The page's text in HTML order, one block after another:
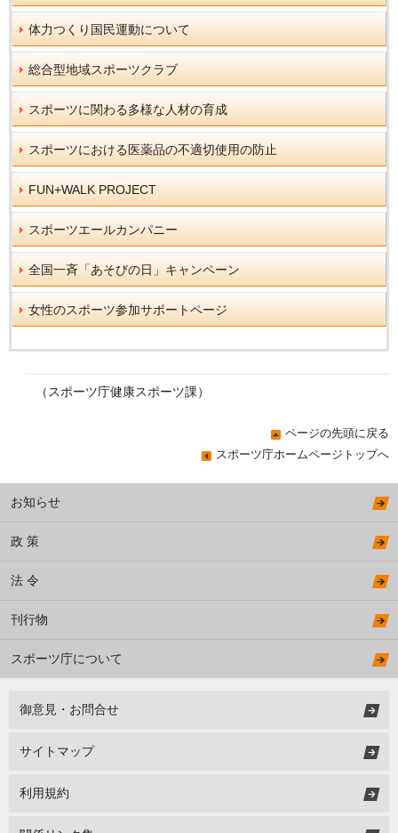
体力つくり国民運動について
総合型地域スポーツクラブ
スポーツに関わる多様な人材の育成
スポーツにおける医薬品の不適切使用の防止
FUN+WALK PROJECT
スポーツエールカンパニー
全国一斉「あそびの日」キャンペーン
女性のスポーツ参加サポートページ
（スポーツ庁健康スポーツ課）
ページの先頭に戻る
スポーツ庁ホームページトップへ
お知らせ
政 策
法 令
刊行物
スポーツ庁について
御意見・お問合せ
サイトマップ
利用規約